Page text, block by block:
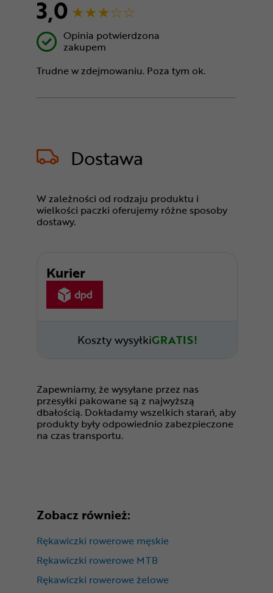
3,0
Opinia potwierdzona
zakupem
Trudne w zdejmowaniu. Poza tym ok.
Dostawa
W zależności od rodzaju produktu i
wielkości paczki oferujemy różne sposoby
dostawy.
Kurier
Koszty wysyłkiGRATIS!
Zapewniamy, że wysyłane przez nas
przesyłki pakowane są z najwyższą
dbałością. Dokładamy wszelkich starań, aby
produkty były odpowiednio zabezpieczone
na czas transportu.
Zobacz również:
Rękawiczki rowerowe męskie
Rękawiczki rowerowe MTB
Rękawiczki rowerowe żelowe